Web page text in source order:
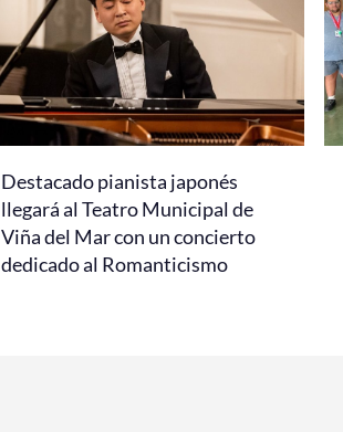
Destacado pianista japonés
llegará al Teatro Municipal de
Viña del Mar con un concierto
dedicado al Romanticismo